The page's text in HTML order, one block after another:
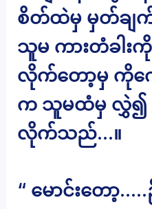
စိတ်ထဲမှ မှတ်ချ
သူမ ကားတံခါး
လိုက်တော့မှ ကိုက
က သူမထံမှ လွှဲ
လိုက်သည်…။
“ မောင်းတော့